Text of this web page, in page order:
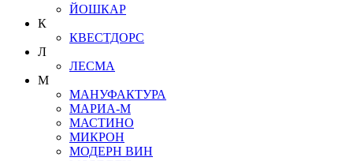
ЙОШКАР
К
КВЕСТДОРС
Л
ЛЕСМА
М
МАНУФАКТУРА
МАРИА-М
МАСТИНО
МИКРОН
МОДЕРН ВИН